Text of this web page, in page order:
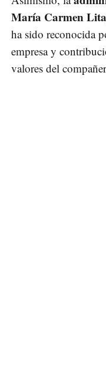
María Carmen
ha sido reconocida
empresa y
valores del